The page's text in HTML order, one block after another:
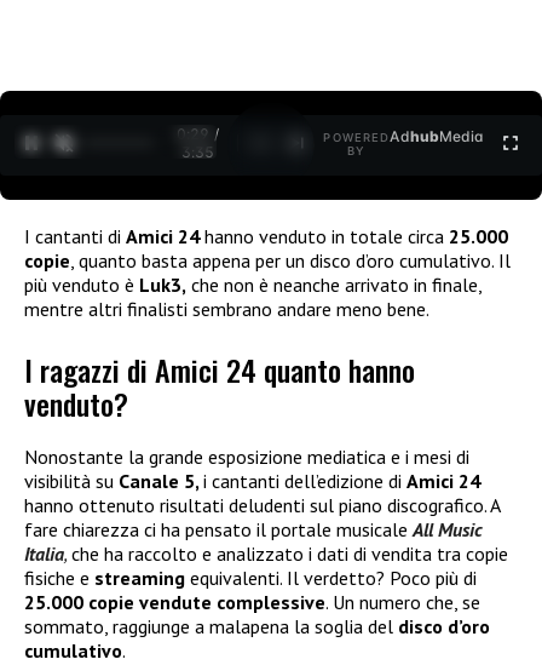
0:30 /
3:35
POWERED
BY
AdhubMedia
I cantanti di Amici 24hanno venduto in totale circa 25.000
copie , quanto basta appena per un disco d’oro cumulativo. Il
più venduto è Luk3, che non è neanche arrivato in finale,
mentre altri finalisti sembrano andare meno bene.
I ragazzi di Amici 24 quanto hanno
venduto?
Nonostante la grande esposizione mediatica e i mesi di
visibilità su Canale 5,i cantanti dell’edizione di Amici 24
hanno ottenuto risultati deludenti sul piano discografico. A
fare chiarezza ci ha pensato il portale musicaleAll Music
Italia, che ha raccolto e analizzato i dati di vendita tra copie
fisiche e streaming equivalenti. Il verdetto? Poco più di
25.000 copie vendute complessive. Un numero che, se
sommato, raggiunge a malapena la soglia del disco d’oro
cumulativo.